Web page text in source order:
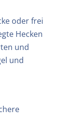
oder frei
Hecken
und
und